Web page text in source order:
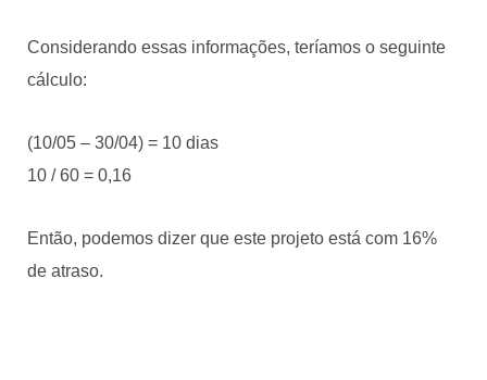
Considerando essas informações, teríamos o seguinte
cálculo:
(10/05 – 30/04) = 10 dias
10 / 60 = 0,16
Então, podemos dizer que este projeto está com 16%
de atraso.